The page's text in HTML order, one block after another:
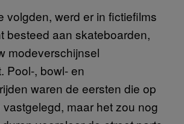
volgden, werd er in fictiefilms
besteed aan skateboarden,
modeverschijnsel
Pool-, bowl- en
waren de eersten die op
maar het zou nog